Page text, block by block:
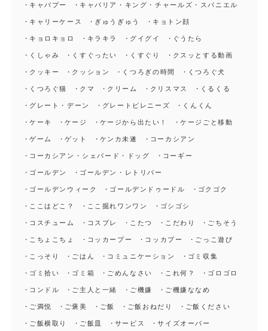
キャバプー キャバリア・キング・チャールズ・スパニエル
キャリーケース ぎゅうぎゅう キョトン顔
キョロキョロ キラキラ グイグイ ぐうたら
くしゃみ くすぐったい くすぐり クスッとする動画
クッキー クッション くつろぎの時間 くつろぐ犬
くつろぐ猫 クマ クリーム クリスマス くるくる
グレート・デーン グレートピレニーズ くんくん
ケーキ ケージ ケージから出たい！ ケージごと移動
ゲーム ゲット ケンカ未遂 コーカシアン
コーカシアン・シェパード・ドッグ コーギー
ゴールデン ゴールデン・レトリバー
ゴールデンウィーク ゴールデンドゥードル ゴクゴク
ここはどこ？ ここ掘れワンワン ゴシゴシ
コスチューム コスプレ こたつ こだわり ごちそう
こちょこちょ コッカープー コッカプー ごっこ遊び
こっそり ごはん コミュニケーション ゴミ収集
ゴミ拾い ゴミ箱 ごめんなさい これ何？ ゴロゴロ
コンドル ご主人と一緒 ご機嫌 ご機嫌ななめ
ご満悦 ご褒美 ご飯 ご飯おねだり ご飯ください
ご飯横取り ご飯皿 サービス サイズオーバー